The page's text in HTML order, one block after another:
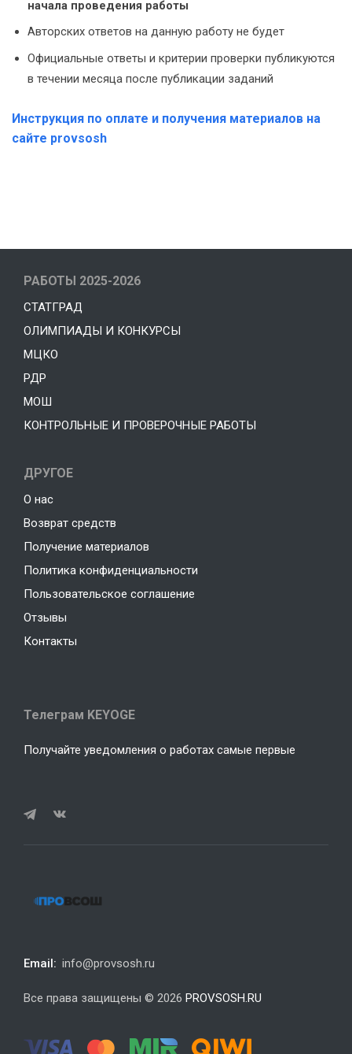
начала проведения работы
Авторских ответов на данную работу не будет
Официальные ответы и критерии проверки публикуются
в течении месяца после публикации заданий
Инструкция по оплате и получения материалов на
сайте provsosh
РАБОТЫ 2025-2026
СТАТГРАД
ОЛИМПИАДЫ И КОНКУРСЫ
МЦКО
РДР
МОШ
КОНТРОЛЬНЫЕ И ПРОВЕРОЧНЫЕ РАБОТЫ
ДРУГОЕ
О нас
Возврат средств
Получение материалов
Политика конфиденциальности
Пользовательское соглашение
Отзывы
Контакты
Телеграм KEYOGE
Получайте уведомления о работах самые первые
Email: info@provsosh.ru
Все права защищены © 2026 PROVSOSH.RU